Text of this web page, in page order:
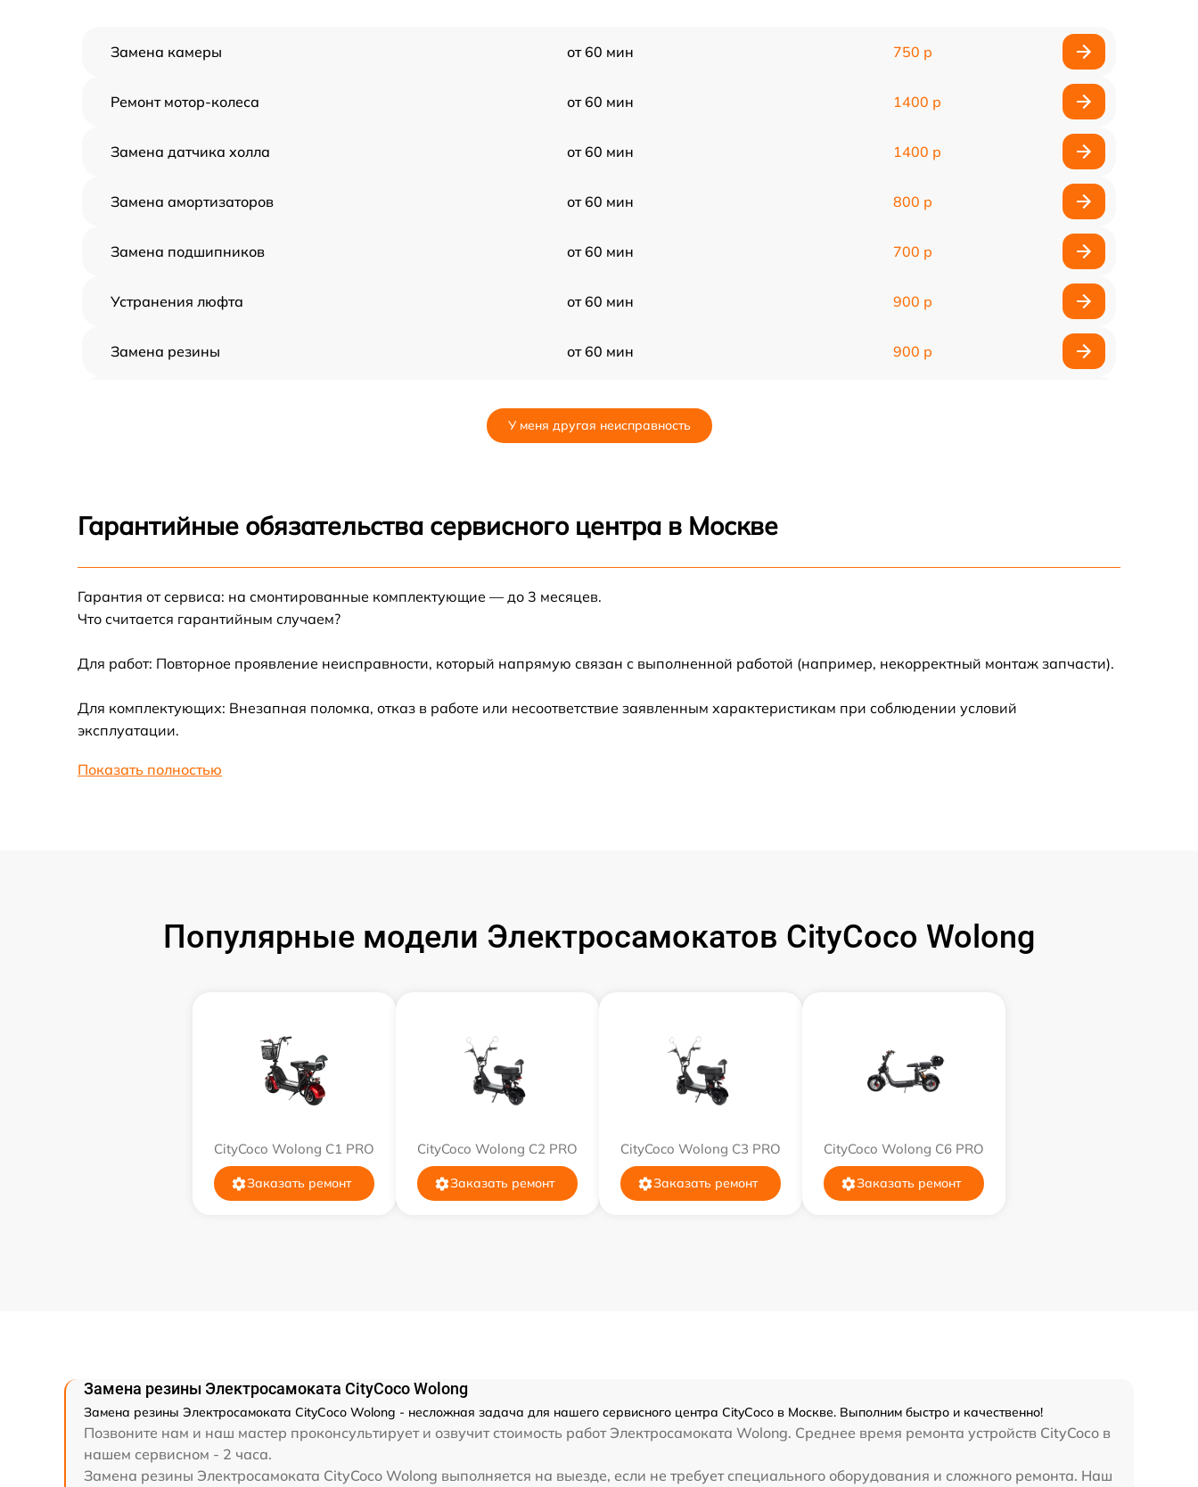
Замена камеры от 60 мин 750 р
Ремонт мотор-колеса от 60 мин 1400 р
Замена датчика холла от 60 мин 1400 р
Замена амортизаторов от 60 мин 800 р
Замена подшипников от 60 мин 700 р
Устранения люфта от 60 мин 900 р
Замена резины от 60 мин 900 р
Ремонт платы управления
(восстановление)
от 60 мин
Гидроизоляция от 60 мин 1100 р
Замена подсветки от 60 мин 400 р
У меня другая неисправность
Гарантийные обязательства сервисного центра в Москве
Гарантия от сервиса: на смонтированные комплектующие — до 3 месяцев.
Что считается гарантийным случаем?
Для работ: Повторное проявление неисправности, который напрямую связан с выполненной работой (например, некорректный монтаж запчасти).
Для комплектующих: Внезапная поломка, отказ в работе или несоответствие заявленным характеристикам при соблюдении условий
эксплуатации.
Показать полностью
Популярные модели Электросамокатов CityCoco Wolong
CityCoco Wolong C1 PRO
Заказать ремонт
CityCoco Wolong C2 PRO
Заказать ремонт
CityCoco Wolong C3 PRO
Заказать ремонт
CityCoco Wolong C6 PRO
Заказать ремонт
Замена резины Электросамоката CityCoco Wolong
Замена резины Электросамоката CityCoco Wolong - несложная задача для нашего сервисного центра CityCoco в Москве. Выполним быстро и качественно!
Позвоните нам и наш мастер проконсультирует и озвучит стоимость работ Электросамоката Wolong. Среднее время ремонта устройств CityCoco в
нашем сервисном - 2 часа.
Замена резины Электросамоката CityCoco Wolong выполняется на выезде, если не требует специального оборудования и сложного ремонта. Наш